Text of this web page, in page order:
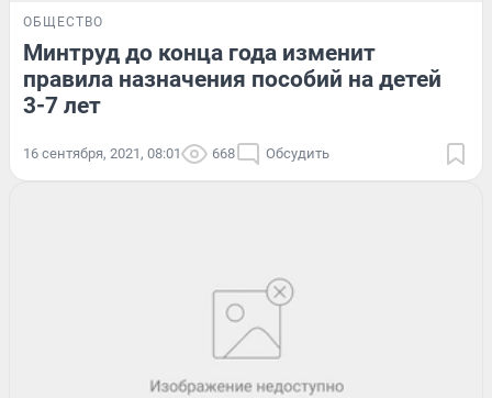
ОБЩЕСТВО
Минтруд до конца года изменит
правила назначения пособий на детей
3-7 лет
16 сентября, 2021, 08:01 668 Обсудить